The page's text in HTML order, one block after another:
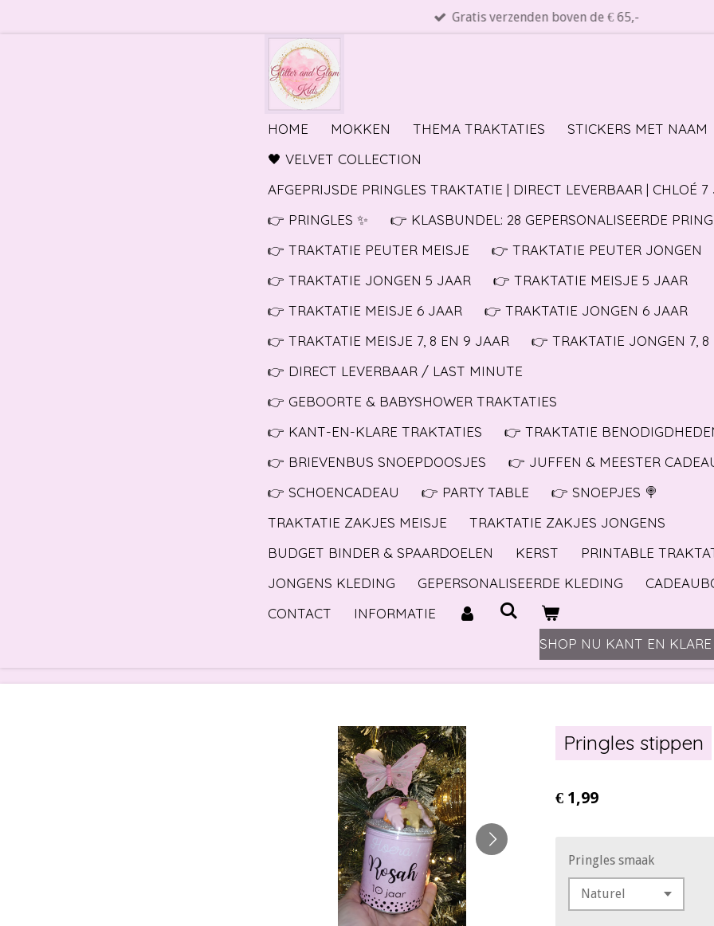
Gratis verzenden boven de € 65,-
HOME MOKKEN THEMA TRAKTATIES
STICKERS MET NAAM
🖤 VELVET COLLECTION
AFGEPRIJSDE PRINGLES TRAKTATIE | DIRECT LEVERBAAR | CHLOÉ 7
👉 PRINGLES ✨️
👉 KLASBUNDEL: 28 GEPERSONALISEERDE
👉 TRAKTATIE PEUTER MEISJE
👉 TRAKTATIE PEUTER JONGEN
👉 TRAKTATIE JONGEN 5 JAAR
👉 TRAKTATIE MEISJE 5 JAAR
👉 TRAKTATIE MEISJE 6 JAAR
👉 TRAKTATIE JONGEN 6 JAAR
👉 TRAKTATIE MEISJE 7, 8 EN 9 JAAR
👉 TRAKTATIE JONGEN 7, 8
👉 DIRECT LEVERBAAR / LAST MINUTE
👉 GEBOORTE & BABYSHOWER TRAKTATIES
👉 KANT-EN-KLARE TRAKTATIES
👉 TRAKTATIE
👉 BRIEVENBUS SNOEPDOOSJES
👉 JUFFEN & MEESTER
👉 SCHOENCADEAU
👉 PARTY TABLE
👉 SNOEPJES 🍭
TRAKTATIE ZAKJES MEISJE
TRAKTATIE ZAKJES JONGENS
BUDGET BINDER & SPAARDOELEN
KERST
PRINTABLE
JONGENS KLEDING
GEPERSONALISEERDE KLEDING
CONTACT
INFORMATIE
SHOP NU KANT EN KLARE
Pringles stippen
€ 1,99
Pringles smaak